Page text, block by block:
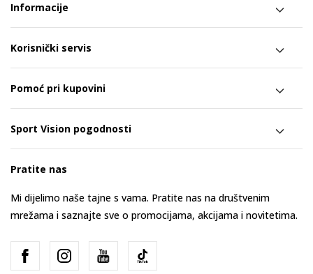
Informacije
Korisnički servis
Pomoć pri kupovini
Sport Vision pogodnosti
Pratite nas
Mi dijelimo naše tajne s vama. Pratite nas na društvenim
mrežama i saznajte sve o promocijama, akcijama i novitetima.